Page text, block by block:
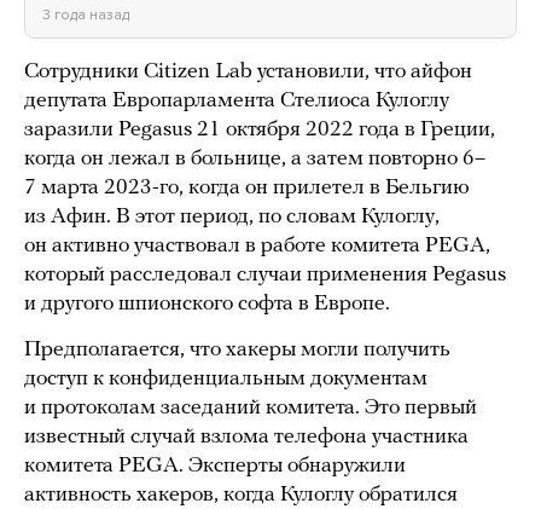
3 года назад
Сотрудники Citizen Lab установили, что айфон
депутата Европарламента Стелиоса Кулоглу
заразили Pegasus 21 октября 2022 года в Греции,
когда он лежал в больнице, а затем повторно 6–
7 марта 2023-го, когда он прилетел в Бельгию
из Афин. В этот период, по словам Кулоглу,
он активно участвовал в работе комитета PEGA,
который расследовал случаи применения Pegasus
и другого шпионского софта в Европе.
Предполагается, что хакеры могли получить
доступ к конфиденциальным документам
и протоколам заседаний комитета. Это первый
известный случай взлома телефона участника
комитета PEGA. Эксперты обнаружили
активность хакеров, когда Кулоглу обратился